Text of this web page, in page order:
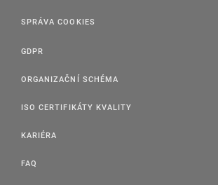
SPRÁVA COOKIES
GDPR
ORGANIZAČNÍ SCHÉMA
ISO CERTIFIKÁTY KVALITY
KARIÉRA
FAQ